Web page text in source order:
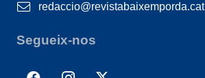
redaccio@revistabaixemporda.cat
Segueix-nos